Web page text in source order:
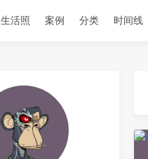
生活照 案例 分类 时间线